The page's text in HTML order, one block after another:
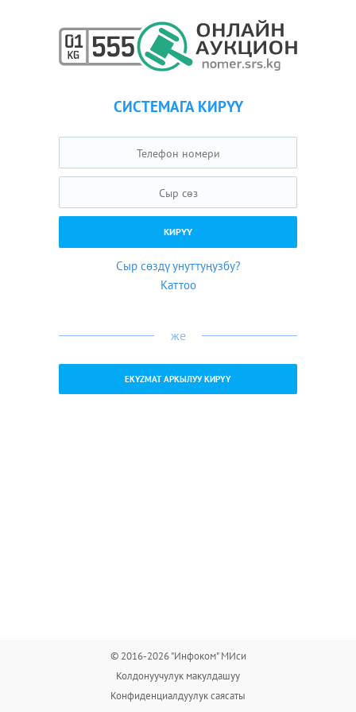
СИСТЕМАГА КИРҮҮ
Сыр сөздү унуттуңузбу?
Каттоо
же
EKYZMAT АРКЫЛУУ КИРҮҮ
© 2016-2026 "Инфоком" МИси
Колдонуучулук макулдашуу
Конфиденциалдуулук саясаты